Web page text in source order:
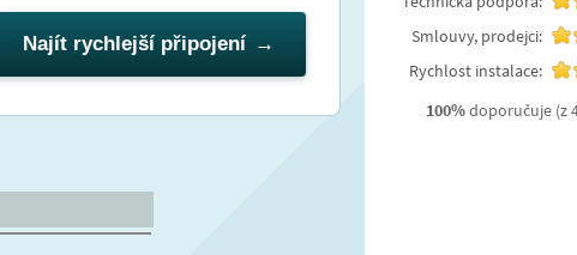
Najít rychlejší připojení
Smlouvy, prodejci:
Rychlost instalace:
100%doporučuje(z